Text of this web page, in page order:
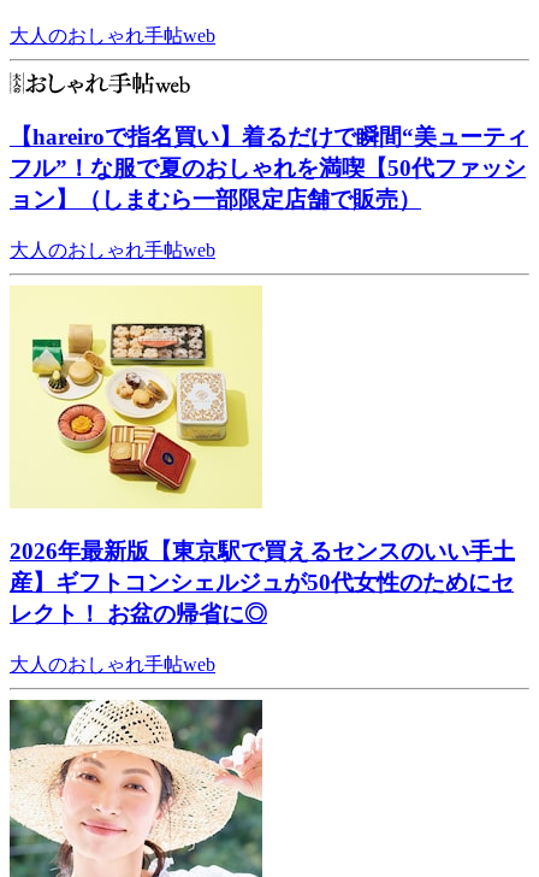
大人のおしゃれ手帖web
【hareiroで指名買い】着るだけで瞬間“美ューティ
フル”！な服で夏のおしゃれを満喫【50代ファッシ
ョン】（しまむら一部限定店舗で販売）
大人のおしゃれ手帖web
2026年最新版【東京駅で買えるセンスのいい手土
産】ギフトコンシェルジュが50代女性のためにセ
レクト！ お盆の帰省に◎
大人のおしゃれ手帖web